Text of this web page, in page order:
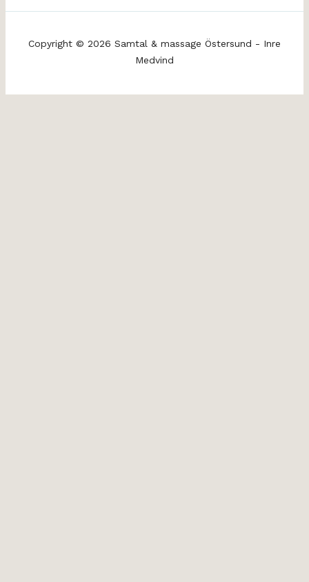
Copyright © 2026 Samtal & massage Östersund - Inre
Medvind